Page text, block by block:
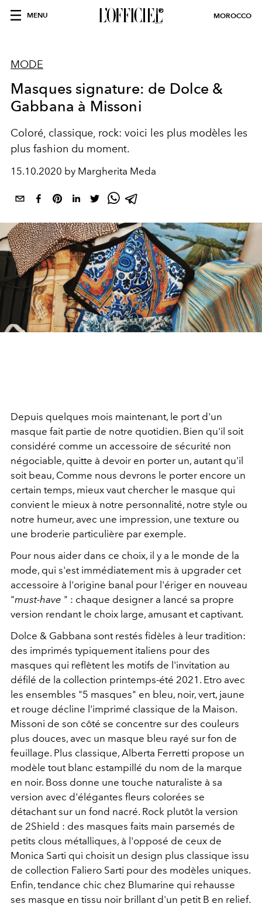
MENU MOROCCO
MODE
Masques signature: de Dolce &
Gabbana à Missoni
Coloré, classique, rock: voici les plus modèles les
plus fashion du moment.
15.10.2020 by Margherita Meda
Depuis quelques mois maintenant, le port d'un
masque fait partie de notre quotidien. Bien qu'il soit
considéré comme un accessoire de sécurité non
négociable, quitte à devoir en porter un, autant qu'il
soit beau, Comme nous devrons le porter encore un
certain temps, mieux vaut chercher le masque qui
convient le mieux à notre personnalité, notre style ou
notre humeur, avec une impression, une texture ou
une broderie particulière par exemple.
Pour nous aider dans ce choix, il y a le monde de la
mode, qui s'est immédiatement mis à upgrader cet
accessoire à l'origine banal pour l'ériger en nouveau
"must-have " : chaque designer a lancé sa propre
version rendant le choix large, amusant et captivant.
Dolce & Gabbana sont restés fidèles à leur tradition:
des imprimés typiquement italiens pour des
masques qui reflètent les motifs de l'invitation au
défilé de la collection printemps-été 2021. Etro avec
les ensembles "5 masques" en bleu, noir, vert, jaune
et rouge décline l'imprimé classique de la Maison.
Missoni de son côté se concentre sur des couleurs
plus douces, avec un masque bleu rayé sur fon de
feuillage. Plus classique, Alberta Ferretti propose un
modèle tout blanc estampillé du nom de la marque
en noir. Boss donne une touche naturaliste à sa
version avec d'élégantes fleurs colorées se
détachant sur un fond nacré. Rock plutôt la version
de 2Shield : des masques faits main parsemés de
petits clous métalliques, à l'opposé de ceux de
Monica Sarti qui choisit un design plus classique issu
de collection Faliero Sarti pour des modèles uniques.
Enfin, tendance chic chez Blumarine qui rehausse
ses masque en tissu noir brillant d'un petit B en relief.